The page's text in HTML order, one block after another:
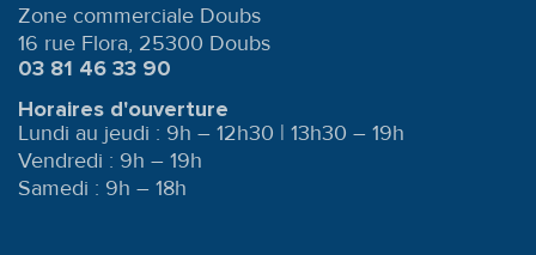
Zone commerciale Doubs
16 rue Flora, 25300 Doubs
03 81 46 33 90
Horaires d'ouverture
Lundi au jeudi : 9h – 12h30 | 13h30 – 19h
Vendredi : 9h – 19h
Samedi : 9h – 18h